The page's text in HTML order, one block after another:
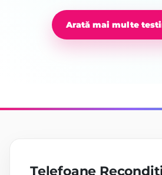
Arată mai multe
Telefoane